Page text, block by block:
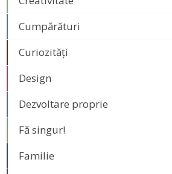
Cumpărături
Curiozități
Design
Dezvoltare proprie
Fă singur!
Familie